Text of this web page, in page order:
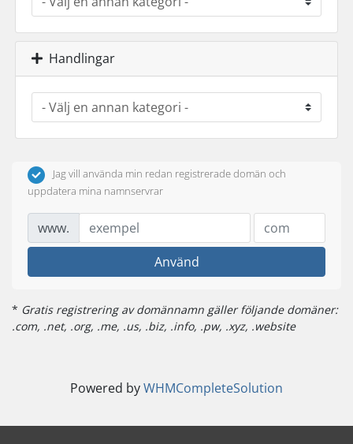
Handlingar
Jag vill använda min redan registrerade domän och
uppdatera mina namnservrar
www.
Använd
* Gratis registrering av domännamn gäller följande domäner:
.com, .net, .org, .me, .us, .biz, .info, .pw, .xyz, .website
Powered byWHMCompleteSolution